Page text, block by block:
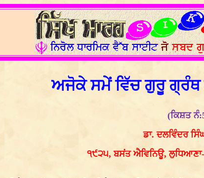
ਅਜੋਕੇ ਸਮੇਂ ਵਿੱਚ ਗੁਰੂ ਗ੍ਰੰਥ
(ਕਿਸ਼ਤ
ਡਾ. ਦਲਵਿੰਦਰ
੧੯੨੫, ਬਸਂਤ ਐਵਿਨਿਊ,